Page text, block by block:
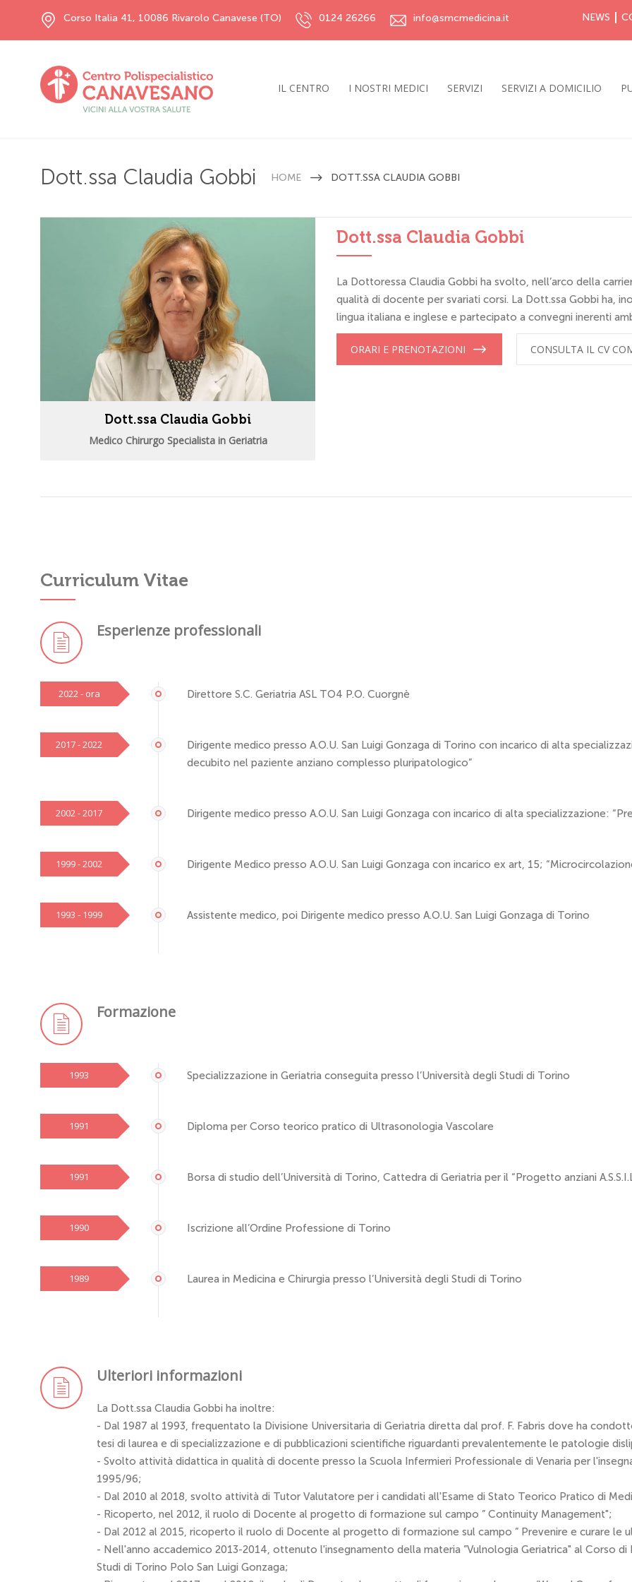
Corso Italia 41, 10086 Rivarolo Canavese (TO) 0124 26266 info@smcmedicina.it NEWS
IL CENTRO I NOSTRI MEDICI SERVIZI SERVIZI A DOMICILIO
Dott.ssa Claudia Gobbi HOME DOTT.SSA CLAUDIA GOBBI
Dott.ssa Claudia Gobbi
Medico Chirurgo Specialista in Geriatria
Dott.ssa Claudia Gobbi
La Dottoressa Claudia Gobbi ha svolto, nell’arco della
qualità di docente per svariati corsi. La Dott.ssa Gobbi ha,
lingua italiana e inglese e partecipato a convegni inerenti
ORARI E PRENOTAZIONI CONSULTA IL CV
Curriculum Vitae
Esperienze professionali
2022 - ora Direttore S.C. Geriatria ASL TO4 P.O. Cuorgnè
2017 - 2022
Dirigente medico presso A.O.U. San Luigi Gonzaga di Torino con incarico di alta
decubito nel paziente anziano complesso pluripatologico”
2002 - 2017 Dirigente medico presso A.O.U. San Luigi Gonzaga con incarico di alta specializzazione:
1999 - 2002 Dirigente Medico presso A.O.U. San Luigi Gonzaga con incarico ex art, 15;
1993 - 1999 Assistente medico, poi Dirigente medico presso A.O.U. San Luigi Gonzaga di Torino
Formazione
1993 Specializzazione in Geriatria conseguita presso l’Università degli Studi di Torino
1991 Diploma per Corso teorico pratico di Ultrasonologia Vascolare
1991 Borsa di studio dell’Università di Torino, Cattedra di Geriatria per il “Progetto anziani
1990 Iscrizione all’Ordine Professione di Torino
1989 Laurea in Medicina e Chirurgia presso l’Università degli Studi di Torino
Ulteriori informazioni
La Dott.ssa Claudia Gobbi ha inoltre:
- Dal 1987 al 1993, frequentato la Divisione Universitaria di Geriatria diretta dal prof. F. Fabris dove ha
tesi di laurea e di specializzazione e di pubblicazioni scientifiche riguardanti prevalentemente le patologie
- Svolto attività didattica in qualità di docente presso la Scuola Infermieri Professionale di Venaria per
1995/96;
- Dal 2010 al 2018, svolto attività di Tutor Valutatore per i candidati all'Esame di Stato Teorico Pratico di
- Ricoperto, nel 2012, il ruolo di Docente al progetto di formazione sul campo ” Continuity Management";
- Dal 2012 al 2015, ricoperto il ruolo di Docente al progetto di formazione sul campo ” Prevenire e curare le
- Nell'anno accademico 2013-2014, ottenuto l'insegnamento della materia ”Vulnologia Geriatrica" al Corso di
Studi di Torino Polo San Luigi Gonzaga;